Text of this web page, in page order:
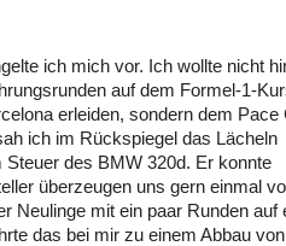
ich mich vor. Ich wollte nicht
auf dem Formel-1-
erleiden, sondern dem Pace
ich im Rückspiegel das Lächeln
des BMW 320d. Er konnte
überzeugen uns gern einmal
Neulinge mit ein paar Runden auf
das bei mir zu einem Abbau von